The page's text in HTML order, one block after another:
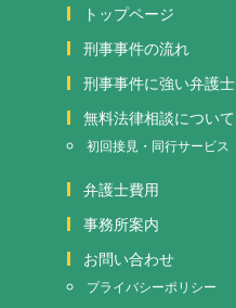
トップページ
刑事事件の流れ
刑事事件に強い弁護士
無料法律相談について
初回接見・同行サービス
弁護士費用
事務所案内
お問い合わせ
プライバシーポリシー